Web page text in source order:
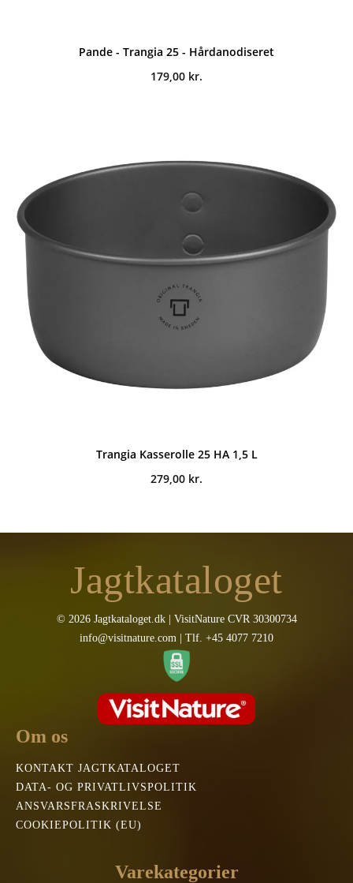
Pande - Trangia 25 - Hårdanodiseret
179,00 kr.
Trangia Kasserolle 25 HA 1,5 L
279,00 kr.
Jagtkataloget
© 2026 Jagtkataloget.dk | VisitNature CVR 30300734
info@visitnature.com | Tlf. +45 4077 7210
Om os
KONTAKT JAGTKATALOGET
DATA- OG PRIVATLIVSPOLITIK
ANSVARSFRASKRIVELSE
COOKIEPOLITIK (EU)
Varekategorier